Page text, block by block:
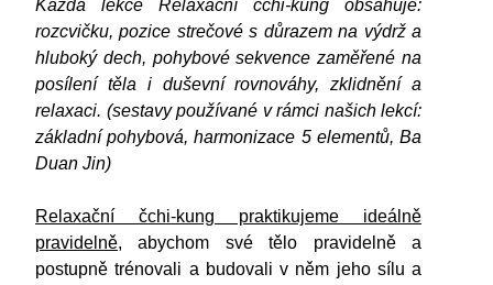
Každá lekce Relaxační čchi-kung obsahuje:
rozcvičku, pozice strečové s důrazem na výdrž a
hluboký dech, pohybové sekvence zaměřené na
posílení těla i duševní rovnováhy, zklidnění a
relaxaci. (sestavy používané v rámci našich lekcí:
základní pohybová, harmonizace 5 elementů, Ba
Duan Jin)
Relaxační čchi-kung praktikujeme ideálně
pravidelně, abychom své tělo pravidelně a
postupně trénovali a budovali v něm jeho sílu a